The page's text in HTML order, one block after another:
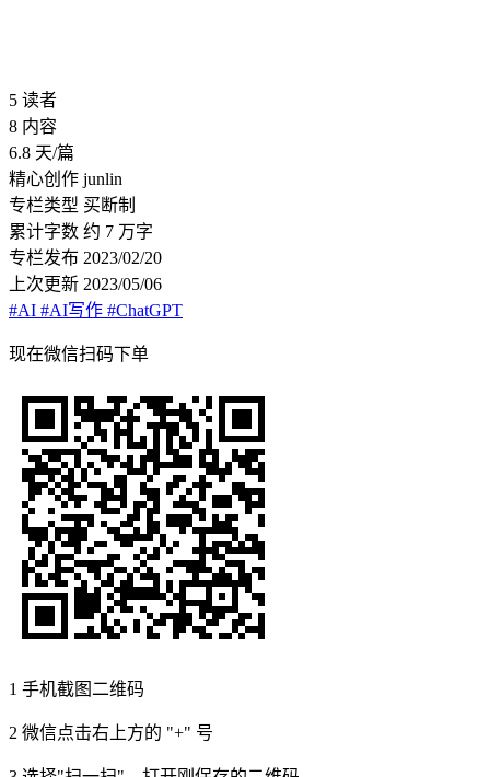
5 读者
8 内容
6.8 天/篇
精心创作 junlin
专栏类型 买断制
累计字数 约 7 万字
专栏发布 2023/02/20
上次更新 2023/05/06
#AI #AI写作 #ChatGPT
现在微信扫码下单
1 手机截图二维码
2 微信点击右上方的 "+" 号